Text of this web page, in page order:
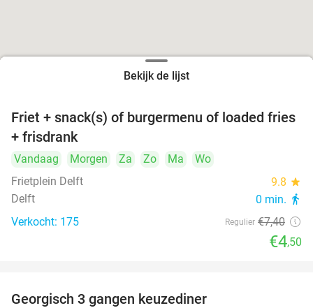
food
food
Bekijk de lijst
39%
Friet + snack(s) of burgermenu of loaded fries
+ frisdrank
Vandaag Morgen Za Zo Ma
Wo
Frietplein Delft
9.8 star
Delft 0 min. directions_walk
Verkocht: 175 Regulier €7,40
€4,50
Georgisch 3 gangen keuzediner